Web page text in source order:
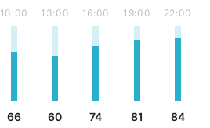
10:00
66
13:00
60
16:00
74
19:00
81
22:00
84